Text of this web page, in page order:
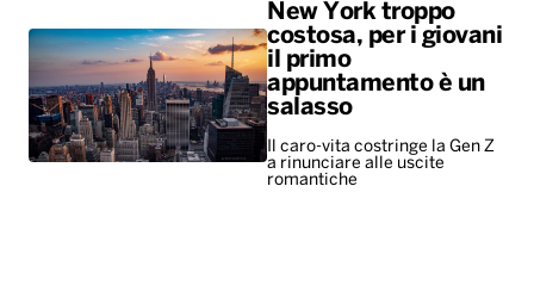
New York troppo
costosa, per i giovani
il primo
appuntamento è un
salasso
Il caro-vita costringe la Gen Z
a rinunciare alle uscite
romantiche